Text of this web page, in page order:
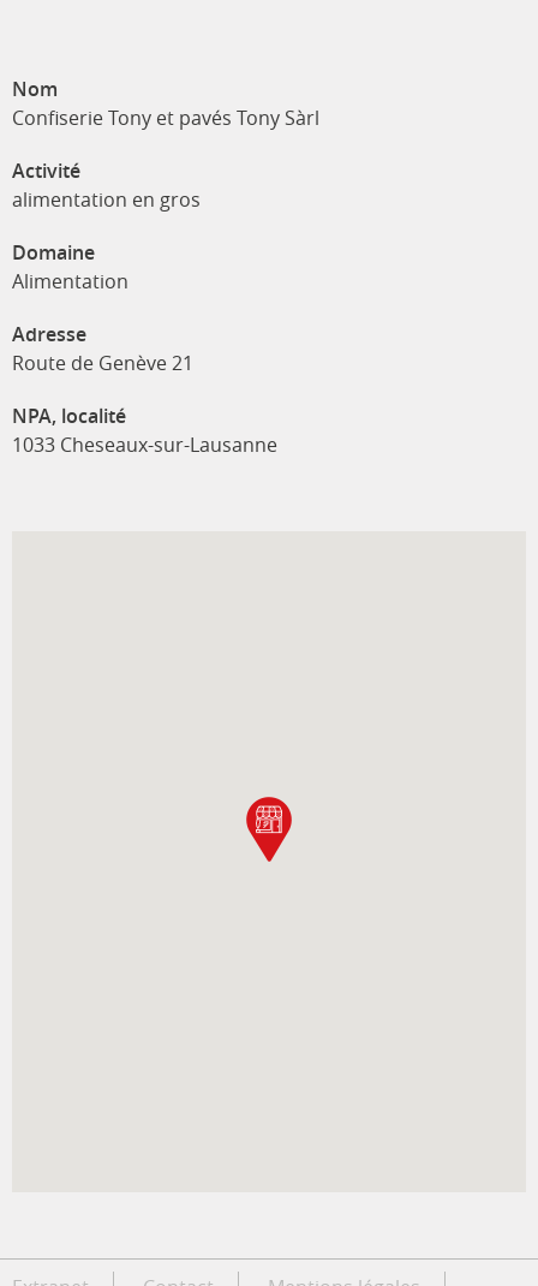
Nom
Confiserie Tony et pavés Tony Sàrl
Activité
alimentation en gros
Domaine
Alimentation
Adresse
Route de Genève 21
NPA, localité
1033 Cheseaux-sur-Lausanne